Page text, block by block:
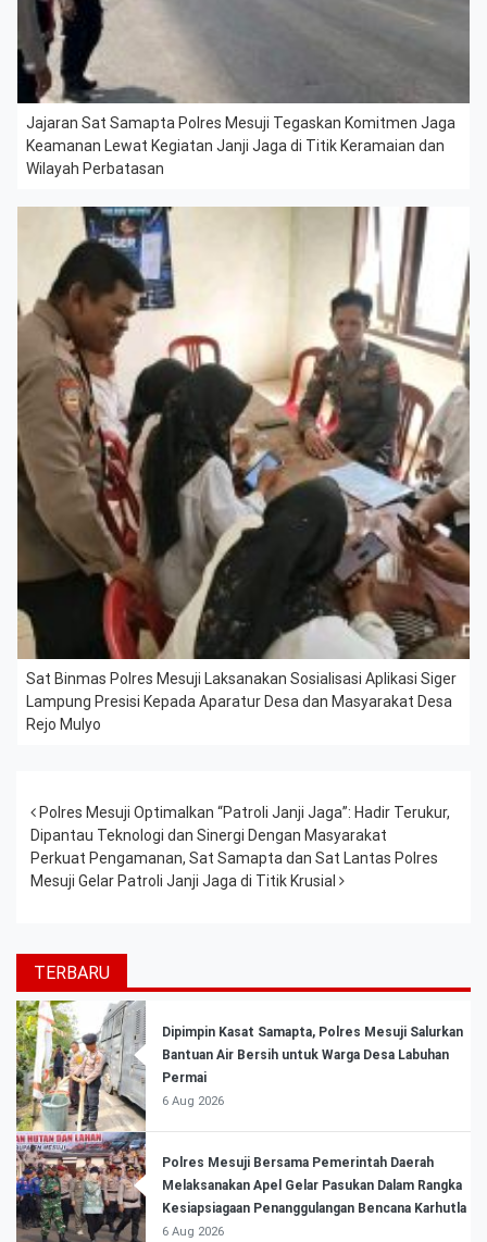
Jajaran Sat Samapta Polres Mesuji Tegaskan Komitmen Jaga
Keamanan Lewat Kegiatan Janji Jaga di Titik Keramaian dan
Wilayah Perbatasan
Sat Binmas Polres Mesuji Laksanakan Sosialisasi Aplikasi Siger
Lampung Presisi Kepada Aparatur Desa dan Masyarakat Desa
Rejo Mulyo
Post navigation
Polres Mesuji Optimalkan “Patroli Janji Jaga”: Hadir Terukur,
Dipantau Teknologi dan Sinergi Dengan Masyarakat
Perkuat Pengamanan, Sat Samapta dan Sat Lantas Polres
Mesuji Gelar Patroli Janji Jaga di Titik Krusial
TERBARU
Dipimpin Kasat Samapta, Polres Mesuji Salurkan
Bantuan Air Bersih untuk Warga Desa Labuhan
Permai
6 Aug 2026
Polres Mesuji Bersama Pemerintah Daerah
Melaksanakan Apel Gelar Pasukan Dalam Rangka
Kesiapsiagaan Penanggulangan Bencana Karhutla
6 Aug 2026